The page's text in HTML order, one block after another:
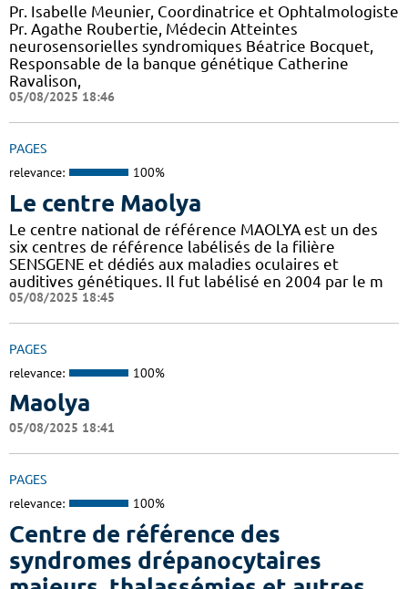
Pr. Isabelle Meunier, Coordinatrice et Ophtalmologiste
Pr. Agathe Roubertie, Médecin Atteintes
neurosensorielles syndromiques Béatrice Bocquet,
Responsable de la banque génétique Catherine
Ravalison,
05/08/2025 18:46
PAGES
relevance: 100%
Le centre Maolya
Le centre national de référence MAOLYA est un des
six centres de référence labélisés de la filière
SENSGENE et dédiés aux maladies oculaires et
auditives génétiques. Il fut labélisé en 2004 par le m
05/08/2025 18:45
PAGES
relevance: 100%
Maolya
05/08/2025 18:41
PAGES
relevance: 100%
Centre de référence des
syndromes drépanocytaires